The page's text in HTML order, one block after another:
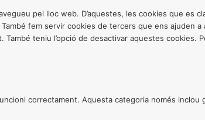
pel lloc web. D’aquestes, les cookies que es
fem servir cookies de tercers que ens ajuden
teniu l’opció de desactivar aquestes
correctament. Aquesta categoria només